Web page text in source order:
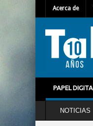
Acerca de
PAPEL
NOTICIAS